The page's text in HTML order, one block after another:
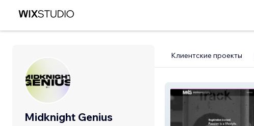
Midknight Genius
Клиентские проекты